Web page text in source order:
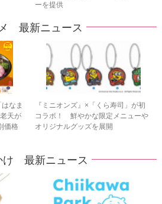
ーを提供
最新ニュース
なま
天が
価格
『ミニオンズ』×「くら寿司」が初
コラボ！ 鮮やかな限定メニューや
オリジナルグッズを展開
け 最新ニュース